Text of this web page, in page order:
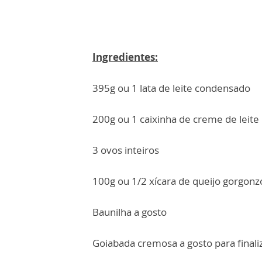
Ingredientes:
395g ou 1 lata de leite condensado
200g ou 1 caixinha de creme de leite
3 ovos inteiros
100g ou 1/2 xícara de queijo
Baunilha a gosto
Goiabada cremosa a gosto para